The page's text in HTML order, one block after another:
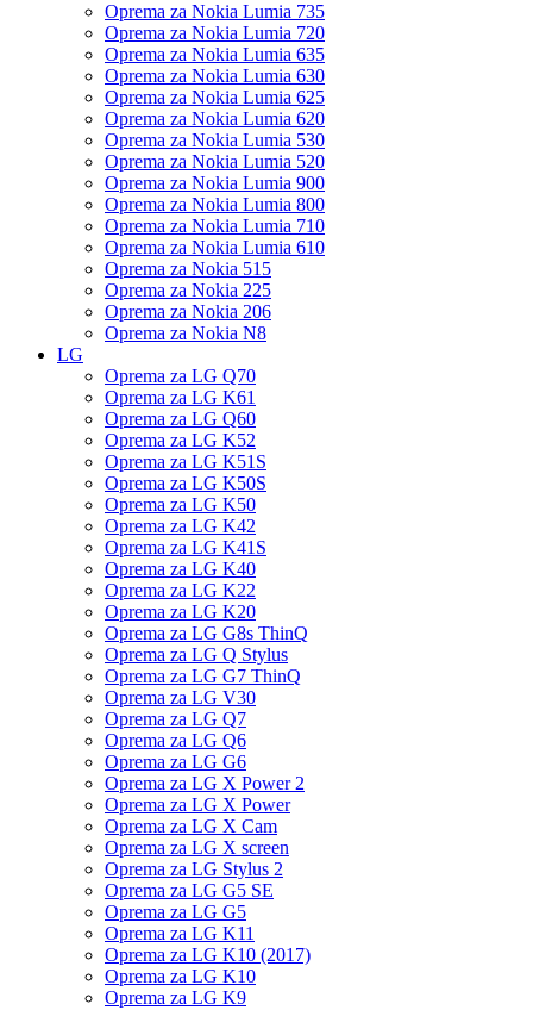
Oprema za Nokia Lumia 735
Oprema za Nokia Lumia 720
Oprema za Nokia Lumia 635
Oprema za Nokia Lumia 630
Oprema za Nokia Lumia 625
Oprema za Nokia Lumia 620
Oprema za Nokia Lumia 530
Oprema za Nokia Lumia 520
Oprema za Nokia Lumia 900
Oprema za Nokia Lumia 800
Oprema za Nokia Lumia 710
Oprema za Nokia Lumia 610
Oprema za Nokia 515
Oprema za Nokia 225
Oprema za Nokia 206
Oprema za Nokia N8
LG
Oprema za LG Q70
Oprema za LG K61
Oprema za LG Q60
Oprema za LG K52
Oprema za LG K51S
Oprema za LG K50S
Oprema za LG K50
Oprema za LG K42
Oprema za LG K41S
Oprema za LG K40
Oprema za LG K22
Oprema za LG K20
Oprema za LG G8s ThinQ
Oprema za LG Q Stylus
Oprema za LG G7 ThinQ
Oprema za LG V30
Oprema za LG Q7
Oprema za LG Q6
Oprema za LG G6
Oprema za LG X Power 2
Oprema za LG X Power
Oprema za LG X Cam
Oprema za LG X screen
Oprema za LG Stylus 2
Oprema za LG G5 SE
Oprema za LG G5
Oprema za LG K11
Oprema za LG K10 (2017)
Oprema za LG K10
Oprema za LG K9